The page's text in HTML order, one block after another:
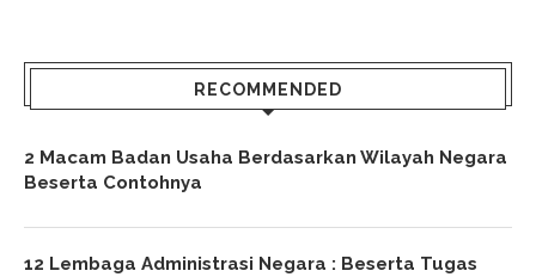
RECOMMENDED
2 Macam Badan Usaha Berdasarkan Wilayah Negara
Beserta Contohnya
12 Lembaga Administrasi Negara : Beserta Tugas